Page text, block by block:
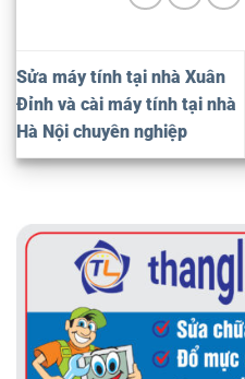
Sửa máy tính tại nhà Xuân
Đỉnh và cài máy tính tại nhà
Hà Nội chuyên nghiệp